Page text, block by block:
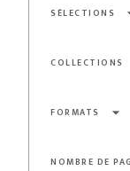
SÉLECTIONS
COLLECTIONS
FORMATS arrow_drop_down
NOMBRE DE